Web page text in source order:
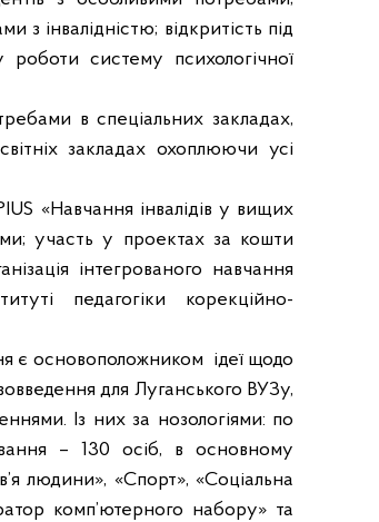
з інвалідністю; відкритість під
систему психологічної
в спеціальних закладах,
закладах охоплюючи усі
«Навчання інвалідів у вищих
участь у проектах за кошти
інтегрованого навчання
педагогіки корекційно-
є основоположником ідеї щодо
для Луганського ВУЗу,
Із них за нозологіями: по
– 130 осіб, в основному
’я людини», «Спорт», «Соціальна
комп’ютерного набору» та